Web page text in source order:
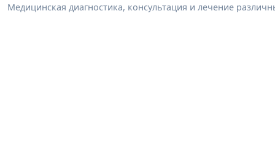
Медицинская диагностика, консультация и лечение